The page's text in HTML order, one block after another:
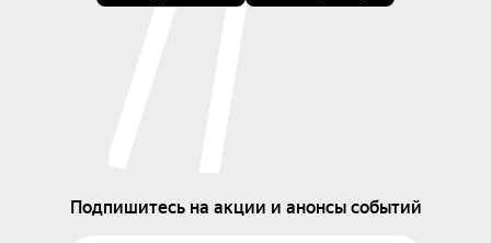
Подпишитесь на акции и анонсы событий